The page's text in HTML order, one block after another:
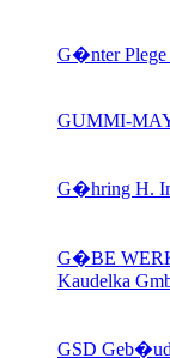
G�nter Plege
GUMMI-
G�hring H.
G�BE
Kaudelka
GSD